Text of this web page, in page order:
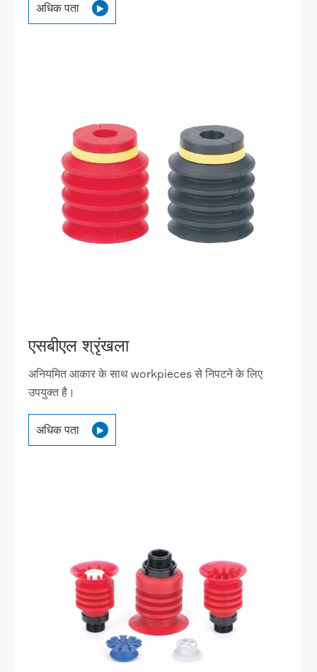
अधिक पता 
एसबीएल श्रृंखला
अनियमित आकार के साथ workpieces से निपटने के लिए
उपयुक्त है।
अधिक पता 